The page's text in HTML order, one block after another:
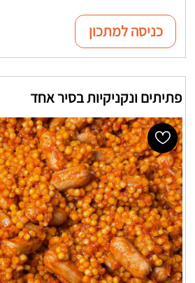
כניסה למתכון
פתיתים ונקניקיות בסיר אחד